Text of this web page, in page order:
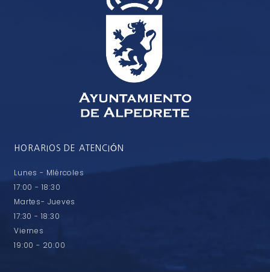
HORARIOS DE ATENCIÓN
Lunes - MIércoles
17:00 - 18:30
Martes- Jueves
17:30 - 18:30
Viernes
19:00 - 20:00